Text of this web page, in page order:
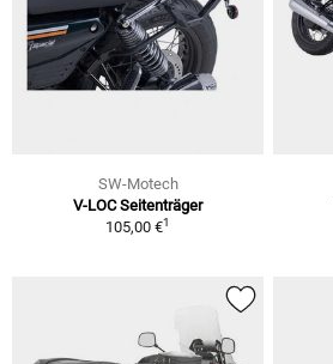
SW-Motech
V-LOC Seitenträger
105,00 €1